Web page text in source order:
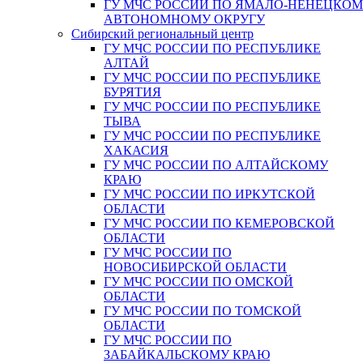
ГУ МЧС РОССИИ ПО ЯМАЛО-
АВТОНОМНОМУ ОКРУГУ
Сибирский региональный центр
ГУ МЧС РОССИИ ПО РЕСПУБЛИКЕ
АЛТАЙ
ГУ МЧС РОССИИ ПО РЕСПУБЛИКЕ
БУРЯТИЯ
ГУ МЧС РОССИИ ПО РЕСПУБЛИКЕ
ТЫВА
ГУ МЧС РОССИИ ПО РЕСПУБЛИКЕ
ХАКАСИЯ
ГУ МЧС РОССИИ ПО АЛТАЙСКОМУ
КРАЮ
ГУ МЧС РОССИИ ПО ИРКУТСКОЙ
ОБЛАСТИ
ГУ МЧС РОССИИ ПО КЕМЕРОВСКОЙ
ОБЛАСТИ
ГУ МЧС РОССИИ ПО
НОВОСИБИРСКОЙ ОБЛАСТИ
ГУ МЧС РОССИИ ПО ОМСКОЙ
ОБЛАСТИ
ГУ МЧС РОССИИ ПО ТОМСКОЙ
ОБЛАСТИ
ГУ МЧС РОССИИ ПО
ЗАБАЙКАЛЬСКОМУ КРАЮ